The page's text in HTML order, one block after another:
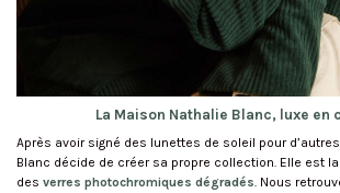
La Maison Nathalie Blanc, luxe en
Après avoir signé des lunettes de soleil pour
Blanc décide de créer sa propre collection. Elle est
des verres photochromiques dégradés. Nous